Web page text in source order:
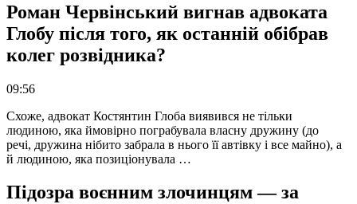
Роман Червінський вигнав адвоката
Глобу після того, як останній обібрав
колег розвідника?
09:56
Схоже, адвокат Костянтин Глоба виявився не тільки
людиною, яка ймовірно пограбувала власну дружину (до
речі, дружина нібито забрала в нього її автівку і все майно), а
й людиною, яка позиціонувала …
Підозра воєнним злочинцям — за